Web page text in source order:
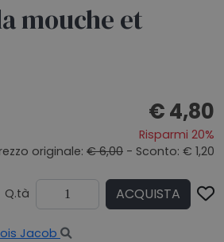
mouche et
€ 4,80
Risparmi 20%
originale: € 6,00 - Sconto: € 1,20
Q.tà ACQUISTA
Jacob